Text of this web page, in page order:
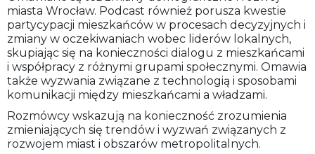
miasta Wrocław. Podcast również porusza kwestie
partycypacji mieszkańców w procesach decyzyjnych i
zmiany w oczekiwaniach wobec liderów lokalnych,
skupiając się na konieczności dialogu z mieszkańcami
i współpracy z różnymi grupami społecznymi. Omawia
także wyzwania związane z technologią i sposobami
komunikacji między mieszkańcami a władzami.
Rozmówcy wskazują na konieczność zrozumienia
zmieniających się trendów i wyzwań związanych z
rozwojem miast i obszarów metropolitalnych.